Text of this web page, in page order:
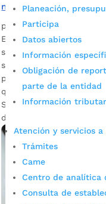
Planeación,
Participa
Datos abiertos
Información
Obligación de
parte de la entidad
Información
Atención y servicios
Trámites
Came
Centro de analítica
Consulta de
modelos lingüísticos e
por Alcaldía de
El servicio garantizará la
sordos de colegios
secretaria Educación
proceso que le da
que tienen los
Superior y la Institución
detendrá durante este